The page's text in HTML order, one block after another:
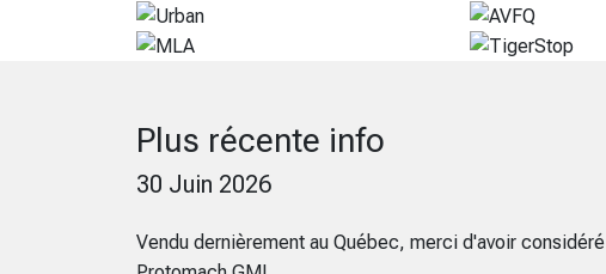
Plus récente info
30 Juin 2026
Vendu dernièrement au Québec, merci d'avoir considéré